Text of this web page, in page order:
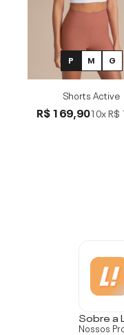
P M G
Shorts Active
R$ 169,9010xR$
Sobre a
Nossos